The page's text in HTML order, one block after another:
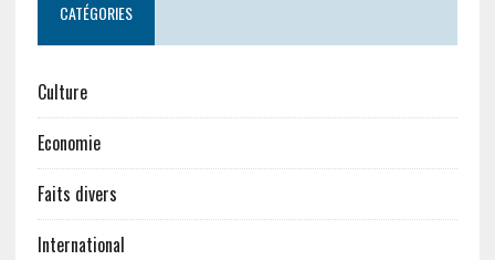
CATÉGORIES
Culture
Economie
Faits divers
International